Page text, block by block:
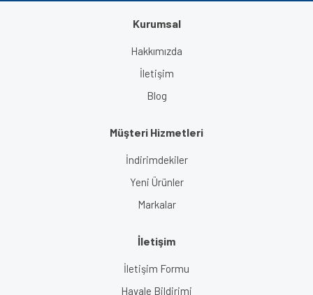
Kurumsal
Hakkımızda
İletişim
Blog
Müşteri Hizmetleri
İndirimdekiler
Yeni Ürünler
Markalar
İletişim
İletişim Formu
Havale Bildirimi